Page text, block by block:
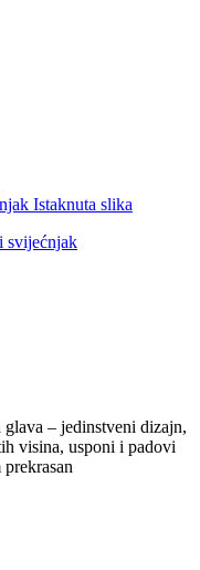
– jedinstveni dizajn,
visina, usponi i padovi